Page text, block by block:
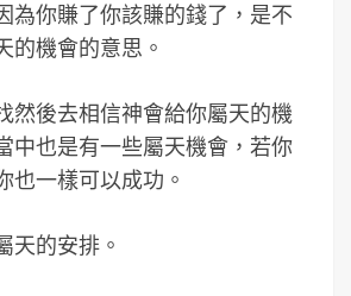
為你賺了你該賺的錢了，是不
的機會的意思。
然後去相信神會給你屬天的機
中也是有一些屬天機會，若你
也一樣可以成功。
天的安排。